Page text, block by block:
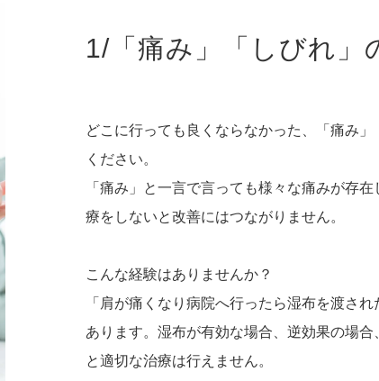
1/「痛み」「しびれ」
どこに行っても良くならなかった、「痛み
ください。
「痛み」と一言で言っても様々な痛みが存
療をしないと改善にはつながりません。
こんな経験はありませんか？
「肩が痛くなり病院へ行ったら湿布を渡さ
あります。湿布が有効な場合、逆効果の場
と適切な治療は行えません。